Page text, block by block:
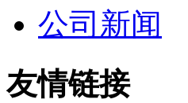
公司新闻
友情链接